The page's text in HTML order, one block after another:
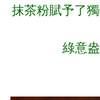
抹茶粉賦予了
綠意